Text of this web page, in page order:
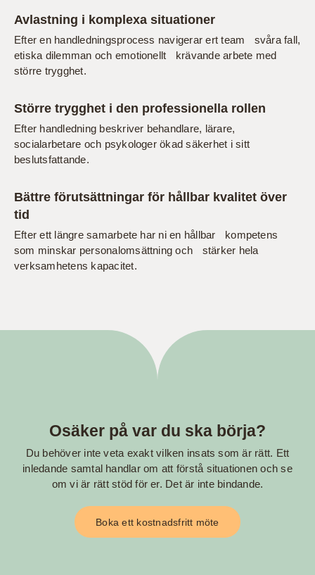
Avlastning i komplexa situationer
Efter en handledningsprocess navigerar ert team svåra fall,
etiska dilemman och emotionellt krävande arbete med
större trygghet.
Större trygghet i den professionella rollen
Efter handledning beskriver behandlare, lärare,
socialarbetare och psykologer ökad säkerhet i sitt
beslutsfattande.
Bättre förutsättningar för hållbar kvalitet över
tid
Efter ett längre samarbete har ni en hållbar kompetens
som minskar personalomsättning och stärker hela
verksamhetens kapacitet.
Osäker på var du ska börja?
Du behöver inte veta exakt vilken insats som är rätt. Ett
inledande samtal handlar om att förstå situationen och se
om vi är rätt stöd för er. Det är inte bindande.
Boka ett kostnadsfritt möte